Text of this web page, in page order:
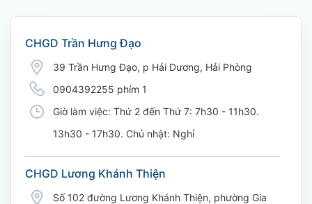
CHGD Trần Hưng Đạo
39 Trần Hưng Đạo, p Hải Dương, Hải Phòng
0904392255 phím 1
Giờ làm việc: Thứ 2 đến Thứ 7: 7h30 - 11h30.
13h30 - 17h30. Chủ nhật: Nghỉ
CHGD Lương Khánh Thiện
Số 102 đường Lương Khánh Thiện, phường Gia